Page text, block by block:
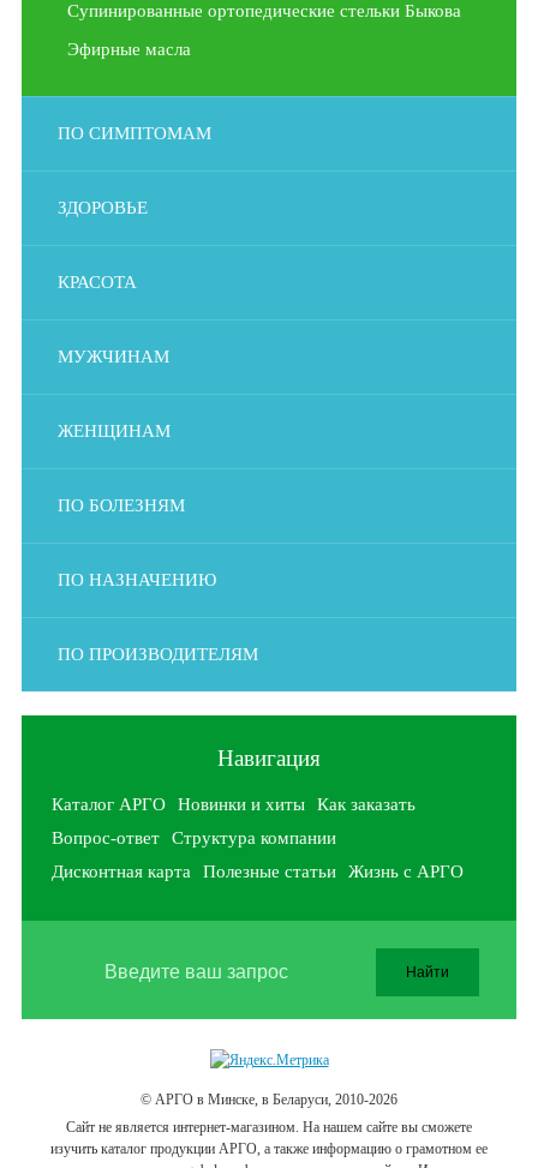
Супинированные ортопедические стельки Быкова
Эфирные масла
ПО СИМПТОМАМ
ЗДОРОВЬЕ
КРАСОТА
МУЖЧИНАМ
ЖЕНЩИНАМ
ПО БОЛЕЗНЯМ
ПО НАЗНАЧЕНИЮ
ПО ПРОИЗВОДИТЕЛЯМ
Навигация
Каталог АРГО Новинки и хиты
Как заказать
Вопрос-ответ
Структура компании
Дисконтная карта
Полезные статьи Жизнь с АРГО
© АРГО в Минске, в Беларуси, 2010-2026
Cайт не является интернет-магазином. На нашем сайте вы сможете
изучить каталог продукции АРГО, а также информацию о грамотном ее